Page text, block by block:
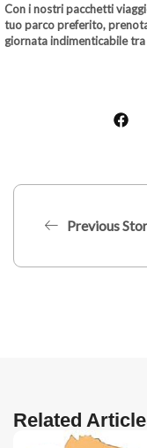
Con i nostri pacchetti
tuo parco preferito,
giornata indimenticabile
Previous
Related